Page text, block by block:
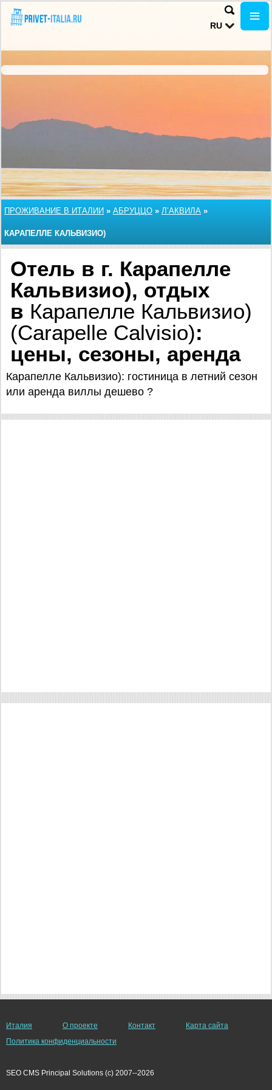
RU
ПРОЖИВАНИЕ В ИТАЛИИ » АБРУЦЦО » Л’АКВИЛА »
КАРАПЕЛЛЕ КАЛЬВИЗИО)
Отель в г. Карапелле
Кальвизио), отдых
в Карапелле Кальвизио)
(Carapelle Calvisio):
цены, сезоны, аренда
Карапелле Кальвизио): гостиница в летний сезон
или аренда виллы дешево ?
Италия О проекте Контакт
Карта сайта
Политика конфиденциальности
SEO CMS Principal Solutions (c) 2007--2026